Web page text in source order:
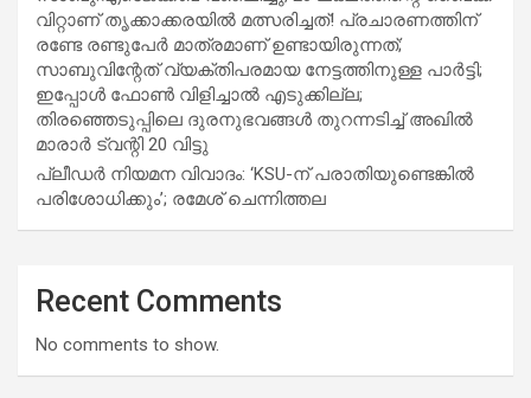
വിറ്റാണ് തൃക്കാക്കരയില്‍ മത്സരിച്ചത്! പ്രചാരണത്തിന്
രണ്ടേ രണ്ടുപേര്‍ മാത്രമാണ് ഉണ്ടായിരുന്നത്;
സാബുവിന്റേത് വ്യക്തിപരമായ നേട്ടത്തിനുള്ള പാര്‍ട്ടി;
ഇപ്പോള്‍ ഫോണ്‍ വിളിച്ചാല്‍ എടുക്കില്ല;
തിരഞ്ഞെടുപ്പിലെ ദുരനുഭവങ്ങള്‍ തുറന്നടിച്ച് അഖില്‍
മാരാര്‍ ട്വന്റി 20 വിട്ടു
പ്ലീഡർ നിയമന വിവാദം: ‘KSU-ന് പരാതിയുണ്ടെങ്കിൽ
പരിശോധിക്കും’; രമേശ് ചെന്നിത്തല
Recent Comments
No comments to show.